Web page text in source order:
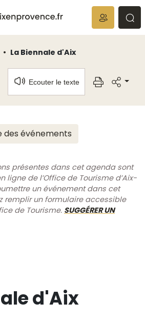
La Biennale d'Aix
Ecouter le texte
des événements
présentes dans cet agenda sont
ligne de l’Office de Tourisme d’Aix-
un événement dans cet
remplir un formulaire accessible
de Tourisme. SUGGÉRER UN
d'Aix
cookies